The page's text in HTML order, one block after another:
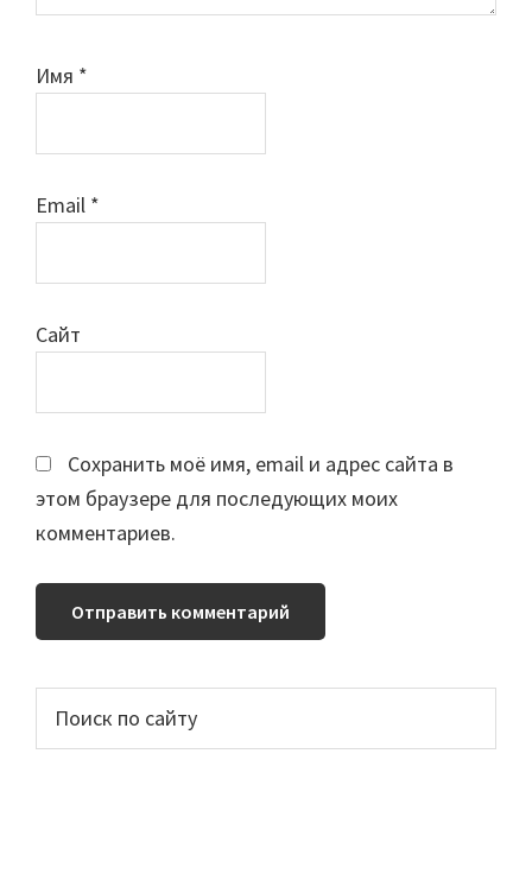
Имя *
Email *
Сайт
Сохранить моё имя, email и адрес сайта в
этом браузере для последующих моих
комментариев.
Основной
сайдбар